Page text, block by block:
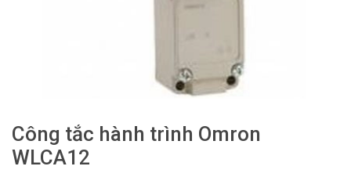
Công tắc hành trình Omron
WLCA12